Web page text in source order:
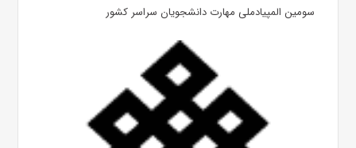
سومین المپیادملی مهارت دانشجویان سراسر کشور